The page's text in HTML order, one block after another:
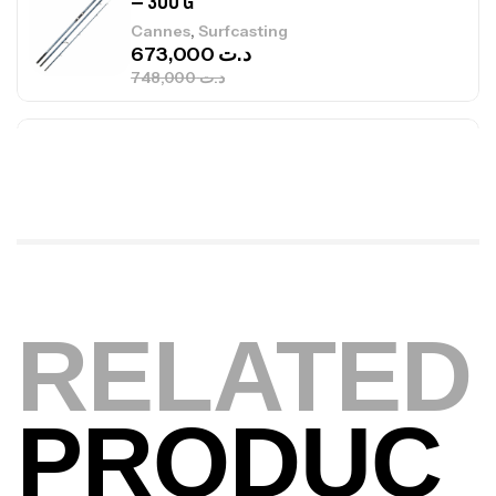
1.83m 120/250gr 30kg
Cannes,Jigging
د.ت340,000
Volant 3 Branches Inox T26S/35
Accastillage bateau Accessoires bateaux
د.ت367,000
Canne Sunset Beachstriker Surf Hybrid
RELATED
PRODUC